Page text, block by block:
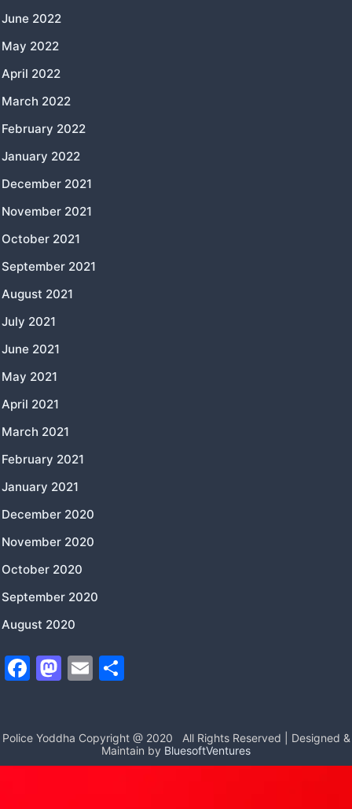
June 2022
May 2022
April 2022
March 2022
February 2022
January 2022
December 2021
November 2021
October 2021
September 2021
August 2021
July 2021
June 2021
May 2021
April 2021
March 2021
February 2021
January 2021
December 2020
November 2020
October 2020
September 2020
August 2020
F
e
b
M
o
d
E
l
e
Police Yoddha Copyright @ 2020
All Rights Reserved | Designed &
Maintain by BluesoftVentures